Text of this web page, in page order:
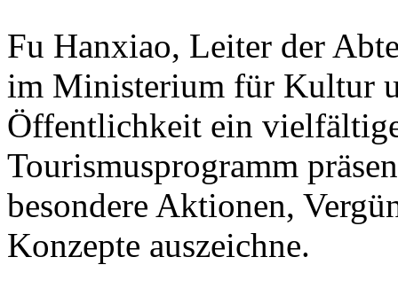
Fu Hanxiao, Leiter der
im Ministerium für Kultur
Öffentlichkeit ein
Tourismusprogramm
besondere Aktionen,
Konzepte auszeichne.